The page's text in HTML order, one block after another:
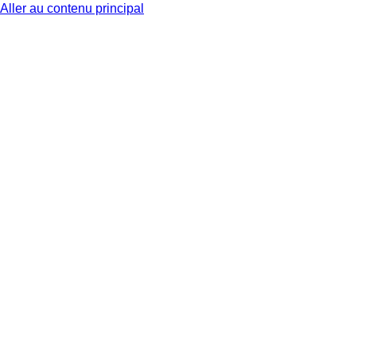
Aller au contenu principal